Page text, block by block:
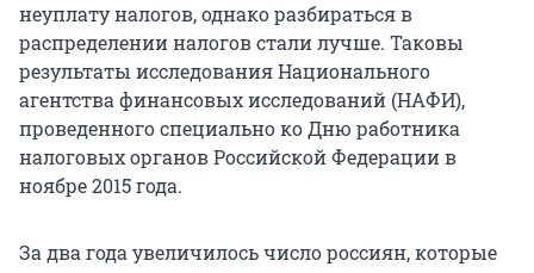
неуплату налогов, однако разбираться в
распределении налогов стали лучше. Таковы
результаты исследования Национального
агентства финансовых исследований (НАФИ),
проведенного специально ко Дню работника
налоговых органов Российской Федерации в
ноябре 2015 года.
За два года увеличилось число россиян, которые